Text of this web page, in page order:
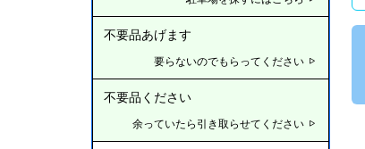
不要品あげます
要らないのでもらってください
不要品ください
余っていたら引き取らせてください